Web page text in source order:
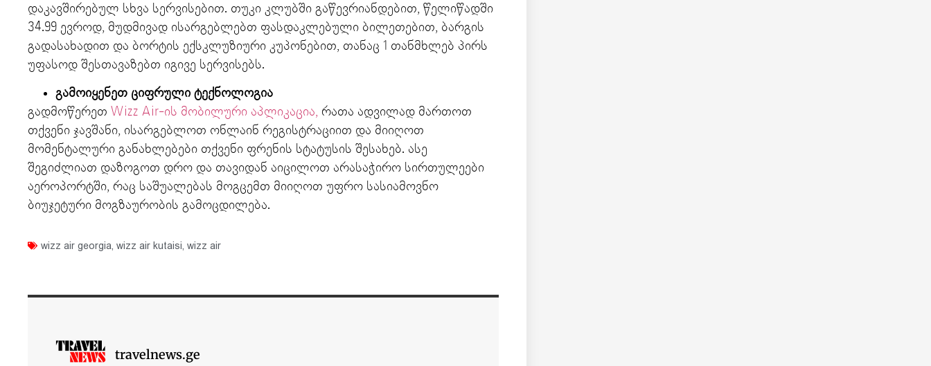
დაკავშირებულ სხვა სერვისებით. თუკი კლუბში გაწევრიანდებით, წელიწადში
34.99 ევროდ, მუდმივად ისარგებლებთ ფასდაკლებული ბილეთებით, ბარგის
გადასახადით და ბორტის ექსკლუზიური კუპონებით, თანაც 1 თანმხლებ პირს
უფასოდ შესთავაზებთ იგივე სერვისებს.
გამოიყენეთ ციფრული ტექნოლოგია
გადმოწერეთ Wizz Air-ის მობილური აპლიკაცია, რათა ადვილად მართოთ
თქვენი ჯავშანი, ისარგებლოთ ონლაინ რეგისტრაციით და მიიღოთ
მომენტალური განახლებები თქვენი ფრენის სტატუსის შესახებ. ასე
შეგიძლიათ დაზოგოთ დრო და თავიდან აიცილოთ არასაჭირო სირთულეები
აეროპორტში, რაც საშუალებას მოგცემთ მიიღოთ უფრო სასიამოვნო
ბიუჯეტური მოგზაურობის გამოცდილება.
wizz air georgia wizz air kutaisi wizz air
travelnews.ge